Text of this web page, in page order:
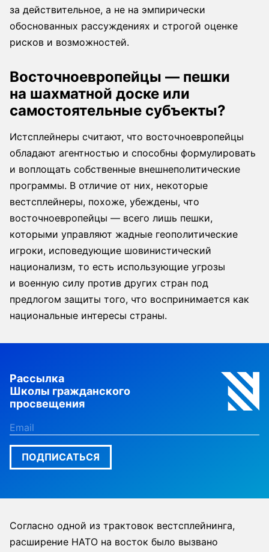
за действительное, а не на эмпирически
обоснованных рассуждениях и строгой оценке
рисков и возможностей.
Восточноевропейцы — пешки
на шахматной доске или
самостоятельные субъекты?
Истсплейнеры считают, что восточноевропейцы
обладают агентностью и способны формулировать
и воплощать собственные внешнеполитические
программы. В отличие от них, некоторые
вестсплейнеры, похоже, убеждены, что
восточноевропейцы — всего лишь пешки,
которыми управляют жадные геополитические
игроки, исповедующие шовинистический
национализм, то есть использующие угрозы
и военную силу против других стран под
предлогом защиты того, что воспринимается как
национальные интересы страны.
Рассылка
Школы гражданского
просвещения
ПОДПИСАТЬСЯ
Согласно одной из трактовок вестсплейнинга,
расширение НАТО на восток было вызвано